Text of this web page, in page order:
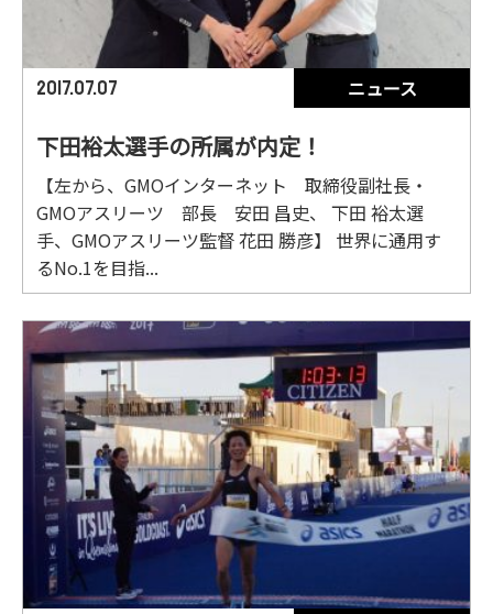
2017.07.07 ニュース
下田裕太選手の所属が内定！
【左から、GMOインターネット 取締役副社長・
GMOアスリーツ 部長 安田 昌史、 下田 裕太選
手、GMOアスリーツ監督 花田 勝彦】 世界に通用す
るNo.1を目指...